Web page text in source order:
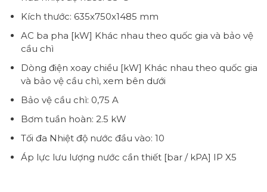
Kích thước: 635x750x1485 mm
AC ba pha [kW] Khác nhau theo quốc gia và bảo vệ
cầu chì
Dòng điện xoay chiều [kW] Khác nhau theo quốc gia
và bảo vệ cầu chì, xem bên dưới
Bảo vệ cầu chì: 0,75 A
Bơm tuần hoàn: 2.5 kW
Tối đa Nhiệt độ nước đầu vào: 10
Áp lực lưu lượng nước cần thiết [bar / kPA] IP X5